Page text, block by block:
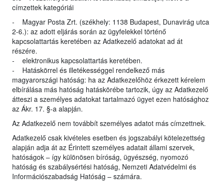
címzettek kategóriái
- Magyar Posta Zrt. (székhely: 1138 Budapest, Dunavirág utca
2-6.): az adott eljárás során az ügyfelekkel történő
kapcsolattartás keretében az Adatkezelő adatokat ad át
részére.
- elektronikus kapcsolattartás keretében.
- Hatáskörrel és illetékességgel rendelkező más
magyarországi hatóság: ha az Adatkezelőhöz érkezett kérelem
elbírálása más hatóság hatáskörébe tartozik, úgy az Adatkezelő
átteszi a személyes adatokat tartalmazó ügyet ezen hatósághoz
az Ákr. 17. §-a alapján.
Az Adatkezelő nem továbbít személyes adatot más címzettnek.
Adatkezelő csak kivételes esetben és jogszabályi kötelezettség
alapján adja át az Érintett személyes adatait állami szervek,
hatóságok – így különösen bíróság, ügyészség, nyomozó
hatóság és szabálysértési hatóság, Nemzeti Adatvédelmi és
Információszabadság Hatóság – számára.